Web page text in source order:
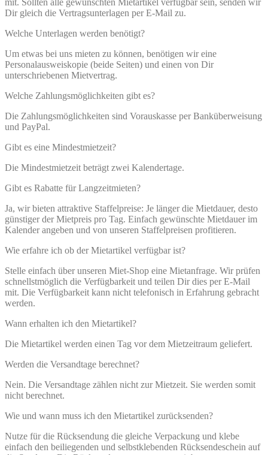
mit. Sollten alle gewünschten Mietartikel verfügbar sein, senden wir
Dir gleich die Vertragsunterlagen per E-Mail zu.
Welche Unterlagen werden benötigt?
Um etwas bei uns mieten zu können, benötigen wir eine
Personalausweiskopie (beide Seiten) und einen von Dir
unterschriebenen Mietvertrag.
Welche Zahlungsmöglichkeiten gibt es?
Die Zahlungsmöglichkeiten sind Vorauskasse per Banküberweisung
und PayPal.
Gibt es eine Mindestmietzeit?
Die Mindestmietzeit beträgt zwei Kalendertage.
Gibt es Rabatte für Langzeitmieten?
Ja, wir bieten attraktive Staffelpreise: Je länger die Mietdauer, desto
günstiger der Mietpreis pro Tag. Einfach gewünschte Mietdauer im
Kalender angeben und von unseren Staffelpreisen profitieren.
Wie erfahre ich ob der Mietartikel verfügbar ist?
Stelle einfach über unseren Miet-Shop eine Mietanfrage. Wir prüfen
schnellstmöglich die Verfügbarkeit und teilen Dir dies per E-Mail
mit. Die Verfügbarkeit kann nicht telefonisch in Erfahrung gebracht
werden.
Wann erhalten ich den Mietartikel?
Die Mietartikel werden einen Tag vor dem Mietzeitraum geliefert.
Werden die Versandtage berechnet?
Nein. Die Versandtage zählen nicht zur Mietzeit. Sie werden somit
nicht berechnet.
Wie und wann muss ich den Mietartikel zurücksenden?
Nutze für die Rücksendung die gleiche Verpackung und klebe
einfach den beiliegenden und selbstklebenden Rücksendeschein auf